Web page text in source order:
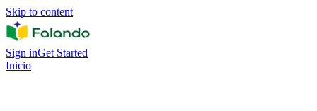
Skip to content
Sign inGet Started
Inicio